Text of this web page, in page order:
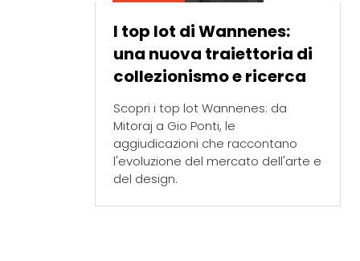
I top lot di Wannenes:
una nuova traiettoria di
collezionismo e ricerca
Scopri i top lot Wannenes: da
Mitoraj a Gio Ponti, le
aggiudicazioni che raccontano
l'evoluzione del mercato dell'arte e
del design.